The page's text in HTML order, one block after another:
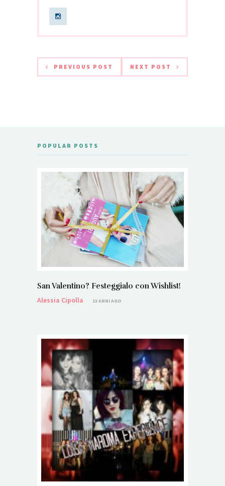
PREVIOUS POST NEXT POST
POPULAR POSTS
San Valentino? Festeggialo con Wishlist!
Alessia Cipolla
13 ANNI AGO